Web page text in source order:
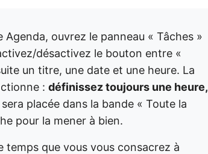
ouvrez le panneau « Tâches »
désactivez le bouton entre «
un titre, une date et une heure. La
: définissez toujours une heure,
placée dans la bande « Toute la
pour la mener à bien.
temps que vous vous consacrez à